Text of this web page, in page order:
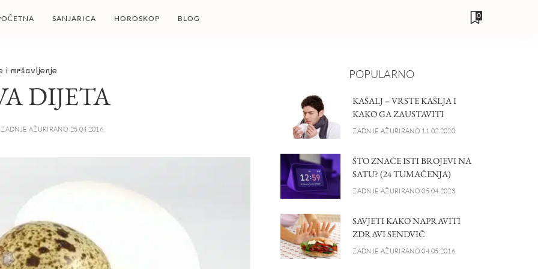
SANJARICA HOROSKOP BLOG 0
i mršavljenje
DIJETA
ZADNJE AŽURIRANO 25.04.2016.
POPULARNO
KAŠALJ – VRSTE KAŠLJA I
KAKO GA ZAUSTAVITI
ZADNJE AŽURIRANO 11.02.2020.
ŠTO ZNAČE ISTI BROJEVI NA
SATU? (24 TUMAČENJA)
ZADNJE AŽURIRANO 05.04.2023.
SAVJETI KAKO NAPRAVITI
ZDRAVI SENDVIČ
ZADNJE AŽURIRANO 04.05.2016.